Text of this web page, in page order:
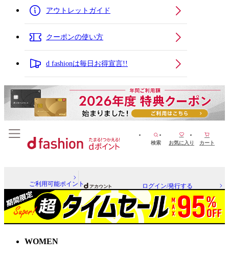
アウトレットガイド
クーポンの使い方
d fashionは毎日お得宣言!!
検索 お気に入り カート
ご利用可能ポイント ログイン/発行する
WOMEN